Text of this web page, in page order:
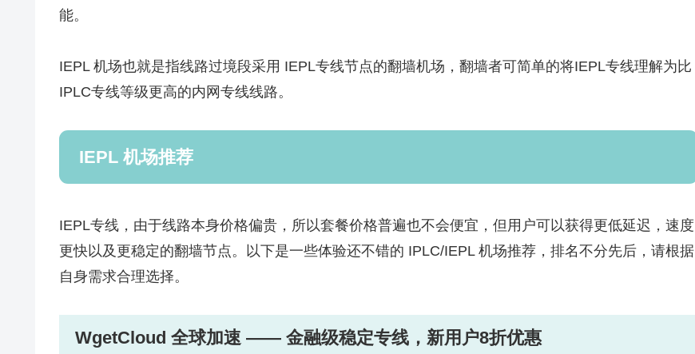
能。
IEPL 机场也就是指线路过境段采用 IEPL专线节点的翻墙机场，翻墙者可简单的将IEPL专线理解为比
IPLC专线等级更高的内网专线线路。
IEPL 机场推荐
IEPL专线，由于线路本身价格偏贵，所以套餐价格普遍也不会便宜，但用户可以获得更低延迟，速度
更快以及更稳定的翻墙节点。以下是一些体验还不错的 IPLC/IEPL 机场推荐，排名不分先后，请根据
自身需求合理选择。
WgetCloud 全球加速 —— 金融级稳定专线，新用户8折优惠